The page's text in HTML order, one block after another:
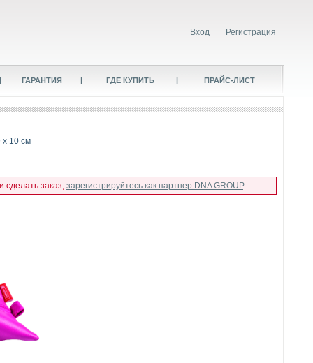
Вход Регистрация
| ГАРАНТИЯ | ГДЕ КУПИТЬ | ПРАЙС-ЛИСТ
10 см
заказ, зарегистрируйтесь как партнер DNA GROUP.